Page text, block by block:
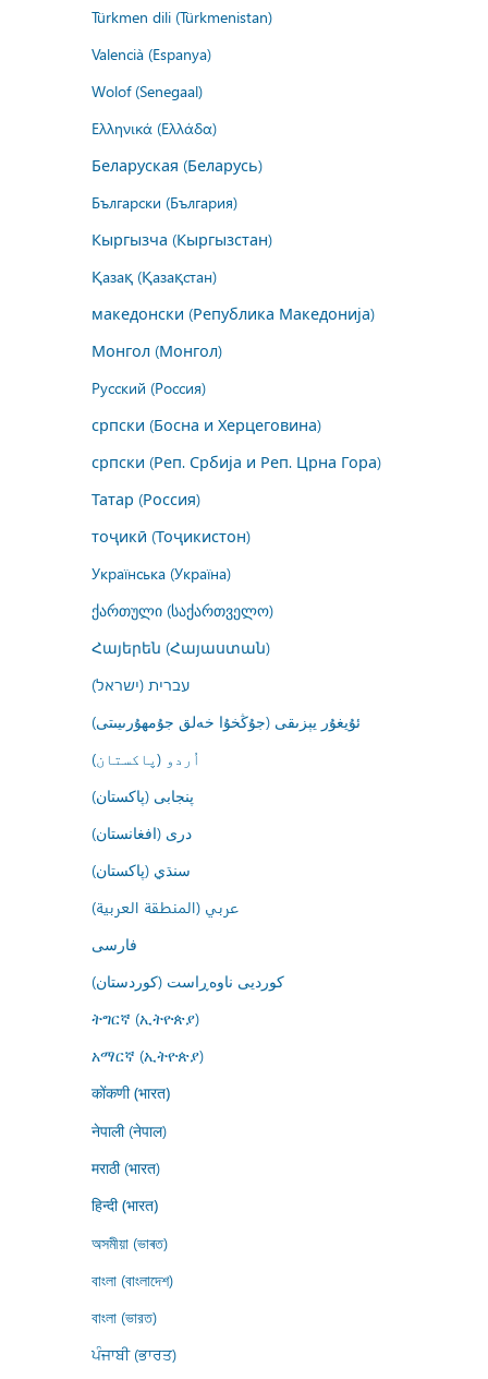
Türkmen dili (Türkmenistan)
Valencià (Espanya)
Wolof (Senegaal)
Ελληνικά (Ελλάδα)
Беларуская (Беларусь)
Български (България)
Кыргызча (Кыргызстан)
Қазақ (Қазақстан)
македонски (Република Македонија)
Монгол (Монгол)
Русский (Россия)
српски (Босна и Херцеговина)
српски (Реп. Србија и Реп. Црна Гора)
Татар (Россия)
тоҷикӣ (Тоҷикистон)
Українська (Україна)
ქართული (საქართველო)
Հայերեն (Հայաստան)
עברית (ישראל)
ئۇيغۇر يېزىقى (جۇڭخۇا خەلق جۇمھۇرىيىتى)
اُردو (پاکستان)
پنجابی (پاکستان)
درى (افغانستان)
سنڌي (پاکستان)
عربي (المنطقة العربية)
فارسى
کوردیی ناوەڕاست (کوردستان)
ትግርኛ (ኢትዮጵያ)
አማርኛ (ኢትዮጵያ)
कोंकणी (भारत)
नेपाली (नेपाल)
मराठी (भारत)
हिन्दी (भारत)
অসমীয়া (ভাৰত)
বাংলা (বাংলাদেশ)
বাংলা (ভারত)
ਪੰਜਾਬੀ (ਭਾਰਤ)